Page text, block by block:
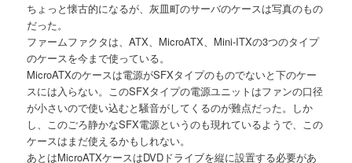
ちょっと懐古的になるが、灰皿町のサーバのケースは写真のもの
だった。
ファームファクタは、ATX、MicroATX、Mini-ITXの3つのタイプ
のケースを今まで使っている。
MicroATXのケースは電源がSFXタイプのものでないと下のケー
スには入らない。このSFXタイプの電源ユニットはファンの口径
が小さいので使い込むと騒音がしてくるのが難点だった。しか
し、このごろ静かなSFX電源というのも現れているようで、この
ケースはまだ使えるかもしれない。
あとはMicroATXケースはDVDドライブを縦に設置する必要があ